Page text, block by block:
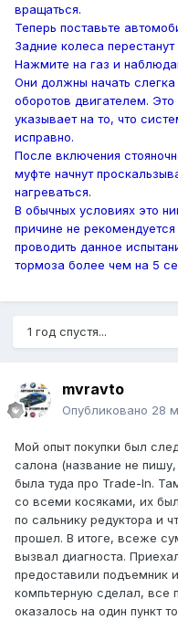
вращаться.
Теперь поставьте
Задние колеса
Нажмите на газ и
Они должны начать
оборотов двигателем. Это
указывает на то, что
исправно.
После включения
муфте начнут
нагреваться.
В обычных условиях это
причине не рекомендуется
проводить данное
тормоза более чем на 5
1 год спустя...
mvravto
Опубликовано 28
Мой опыт покупки был
салона (название не
была туда про Trade-In.
со всеми косяками, их
по сальнику редуктора и
прошел. В итоге, всеже
вызвал диагноста.
предоставили подъемник
компьтерную сделал, все
оказалось на один пункт